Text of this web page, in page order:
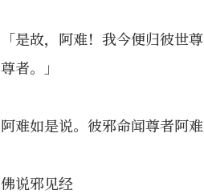
「是故，阿难！我今便归彼世
尊者。」
阿难如是说。彼邪命闻尊者阿难
佛说邪见经